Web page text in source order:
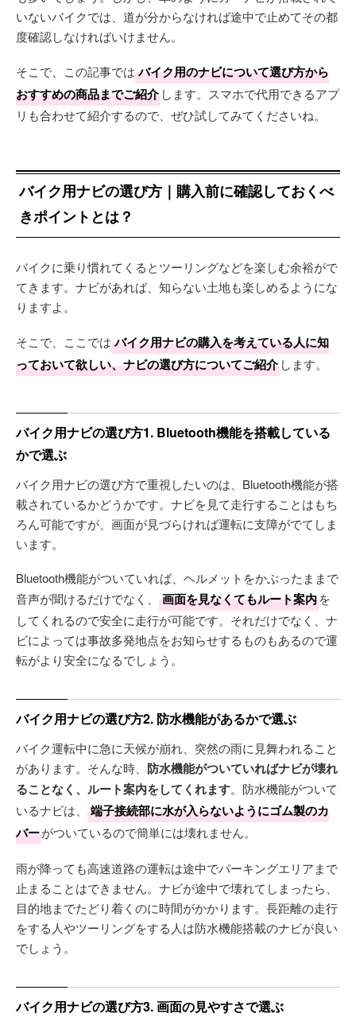
いないバイクでは、道が分からなければ途中で止めてその都
度確認しなければいけません。
そこで、この記事では バイク用のナビについて選び方から
おすすめの商品までご紹介 します。スマホで代用できるアプ
リも合わせて紹介するので、ぜひ試してみてくださいね。
バイク用ナビの選び方｜購入前に確認しておくべ
きポイントとは？
バイクに乗り慣れてくるとツーリングなどを楽しむ余裕がで
てきます。ナビがあれば、知らない土地も楽しめるようにな
りますよ。
そこで、ここでは バイク用ナビの購入を考えている人に知
っておいて欲しい、ナビの選び方についてご紹介 します。
バイク用ナビの選び方1. Bluetooth機能を搭載している
かで選ぶ
バイク用ナビの選び方で重視したいのは、Bluetooth機能が搭
載されているかどうかです。ナビを見て走行することはもち
ろん可能ですが、画面が見づらければ運転に支障がでてしま
います。
Bluetooth機能がついていれば、ヘルメットをかぶったままで
音声が聞けるだけでなく、
画面を見なくてもルート案内を
してくれるので安全に走行が可能です。それだけでなく、ナ
ビによっては事故多発地点をお知らせするものもあるので運
転がより安全になるでしょう。
バイク用ナビの選び方2. 防水機能があるかで選ぶ
バイク運転中に急に天候が崩れ、突然の雨に見舞われること
があります。そんな時、 防水機能がついていればナビが壊れ
ることなく、ルート案内をしてくれます。防水機能がついて
いるナビは、
端子接続部に水が入らないようにゴム製のカ
バーがついているので簡単には壊れません。
雨が降っても高速道路の運転は途中でパーキングエリアまで
止まることはできません。ナビが途中で壊れてしまったら、
目的地までたどり着くのに時間がかかります。長距離の走行
をする人やツーリングをする人は防水機能搭載のナビが良い
でしょう。
バイク用ナビの選び方3. 画面の見やすさで選ぶ